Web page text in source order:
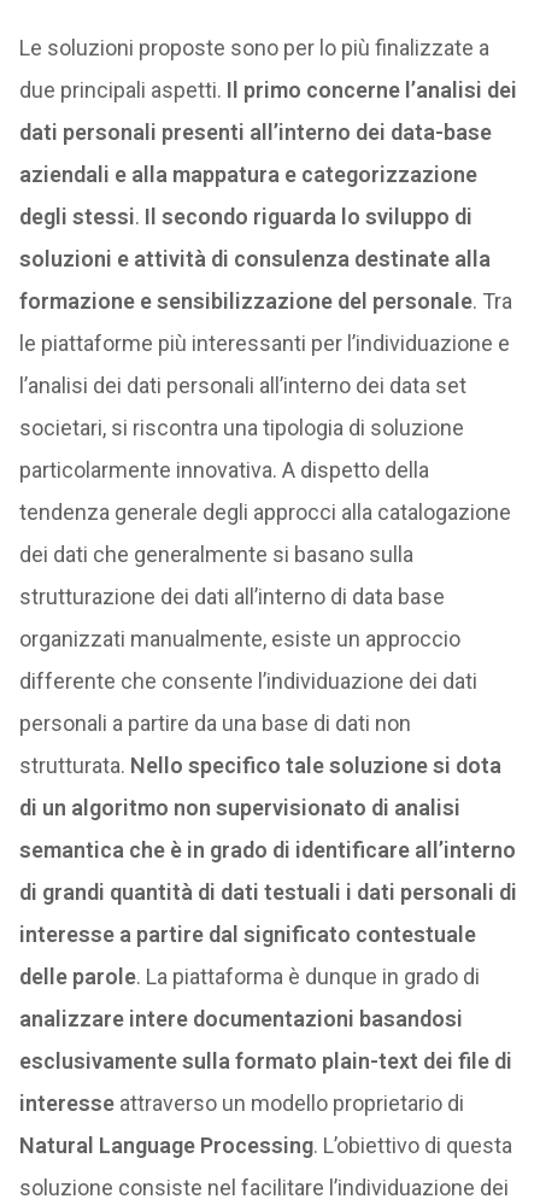
Le soluzioni proposte sono per lo più finalizzate a
due principali aspetti. Il primo concerne l’analisi dei
dati personali presenti all’interno dei data-base
aziendali e alla mappatura e categorizzazione
degli stessi. Il secondo riguarda lo sviluppo di
soluzioni e attività di consulenza destinate alla
formazione e sensibilizzazione del personale. Tra
le piattaforme più interessanti per l’individuazione e
l’analisi dei dati personali all’interno dei data set
societari, si riscontra una tipologia di soluzione
particolarmente innovativa. A dispetto della
tendenza generale degli approcci alla catalogazione
dei dati che generalmente si basano sulla
strutturazione dei dati all’interno di data base
organizzati manualmente, esiste un approccio
differente che consente l’individuazione dei dati
personali a partire da una base di dati non
strutturata. Nello specifico tale soluzione si dota
di un algoritmo non supervisionato di analisi
semantica che è in grado di identificare all’interno
di grandi quantità di dati testuali i dati personali di
interesse a partire dal significato contestuale
delle parole. La piattaforma è dunque in grado di
analizzare intere documentazioni basandosi
esclusivamente sulla formato plain-text dei file di
interesseattraverso un modello proprietario di
Natural Language Processing. L’obiettivo di questa
soluzione consiste nel facilitare l’individuazione dei